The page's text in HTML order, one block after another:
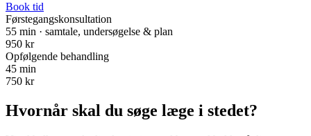
Book tid
Førstegangskonsultation
55 min · samtale, undersøgelse & plan
950 kr
Opfølgende behandling
45 min
750 kr
Hvornår skal du søge læge i stedet?